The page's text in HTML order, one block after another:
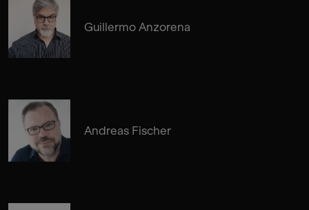
Guillermo Anzorena
Andreas Fischer